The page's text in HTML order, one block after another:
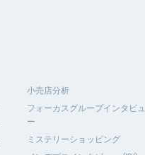
小売店分析
フォーカスグループインタビュ
ー
ミステリーショッピング